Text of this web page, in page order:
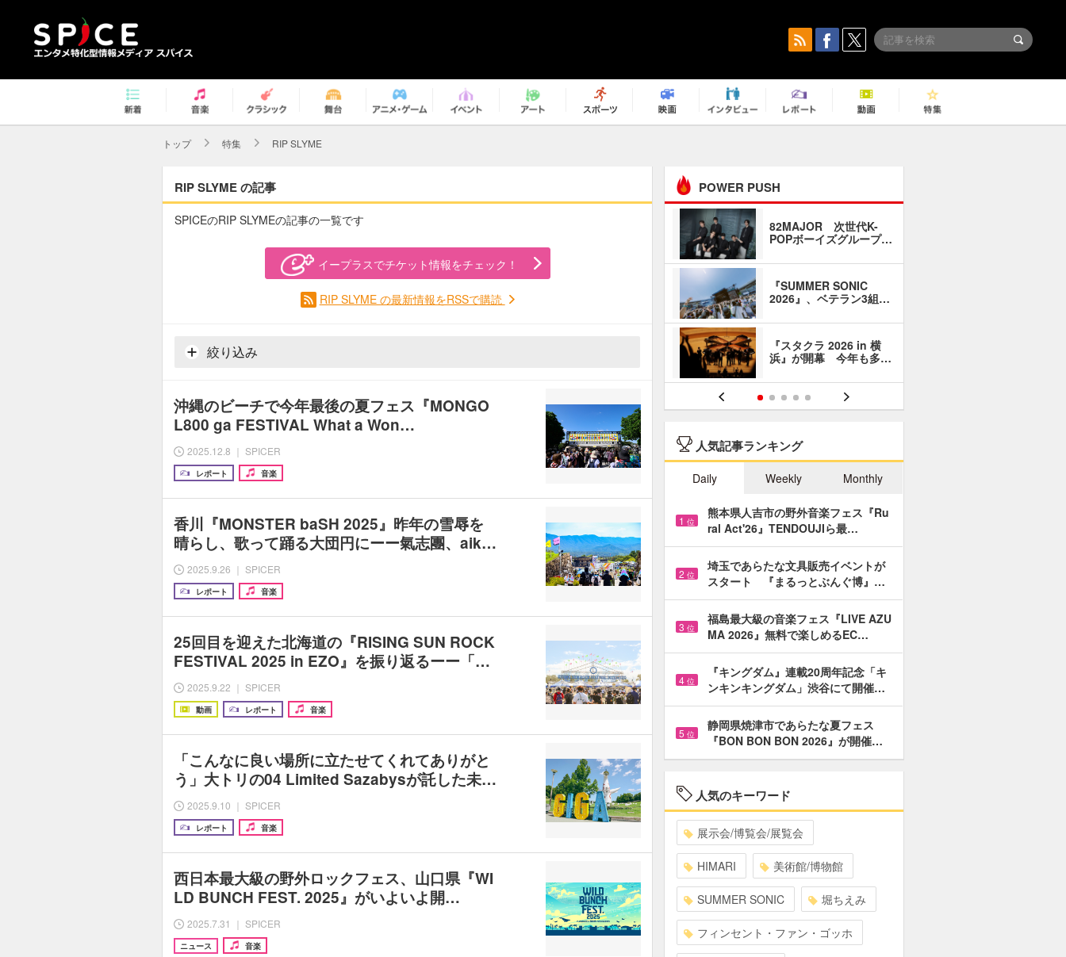
トップ 特集 RIP SLYME
RIP SLYME の記事
SPICEのRIP SLYMEの記事の一覧です
イープラスでチケット情報をチェック！
RIP SLYME の最新情報をRSSで購読
絞り込み
沖縄のビーチで今年最後の夏フェス『MONGO
L800 ga FESTIVAL What a Won…
2025.12.8 ｜ SPICER
レポート 音楽
香川『MONSTER baSH 2025』昨年の雪辱を
晴らし、歌って踊る大団円にーー氣志團、aik…
2025.9.26 ｜ SPICER
レポート 音楽
25回目を迎えた北海道の『RISING SUN ROCK
FESTIVAL 2025 in EZO』を振り返るーー「…
2025.9.22 ｜ SPICER
動画 レポート 音楽
「こんなに良い場所に立たせてくれてありがと
う」大トリの04 Limited Sazabysが託した未…
2025.9.10 ｜ SPICER
レポート 音楽
西日本最大級の野外ロックフェス、山口県『WI
LD BUNCH FEST. 2025』がいよいよ開…
2025.7.31 ｜ SPICER
ニュース 音楽
POWER PUSH
82MAJOR 次世代K-
POPボーイズグループ…
『SUMMER SONIC
2026』、ベテラン3組…
『スタクラ 2026 in 横
浜』が開幕 今年も多…
人気記事ランキング
Daily Weekly Monthly
1 位
熊本県人吉市の野外音楽フェス『Ru
ral Act'26』TENDOUJIら最…
2 位
埼玉であらたな文具販売イベントが
スタート 『まるっとぶんぐ博』…
3 位
福島最大級の音楽フェス『LIVE AZU
MA 2026』無料で楽しめるEC…
4 位
『キングダム』連載20周年記念「キ
ンキンキングダム」渋谷にて開催…
5 位
静岡県焼津市であらたな夏フェス
『BON BON BON 2026』が開催…
人気のキーワード
展示会/博覧会/展覧会
HIMARI 美術館/博物館
SUMMER SONIC 堀ちえみ
フィンセント・ファン・ゴッホ